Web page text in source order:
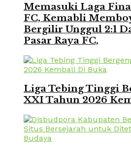
Memasuki Laga
FC, Kemabli
Bergilir Unggul 2:1
Pasar Raya FC,
Liga Tebing Tinggi
XXI Tahun 2026